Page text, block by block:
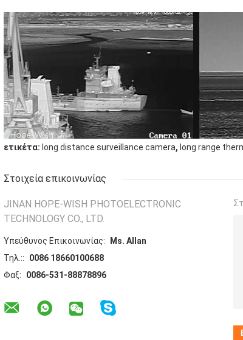
ετικέτα: long distance surveillance camera, long range
Στοιχεία επικοινωνίας
JINAN HOPE-WISH PHOTOELECTRONIC
TECHNOLOGY CO., LTD.
Υπεύθυνος Επικοινωνίας:
Ms. Allan
Τηλ.::
0086 18660100688
Φαξ:
0086-531-88878896